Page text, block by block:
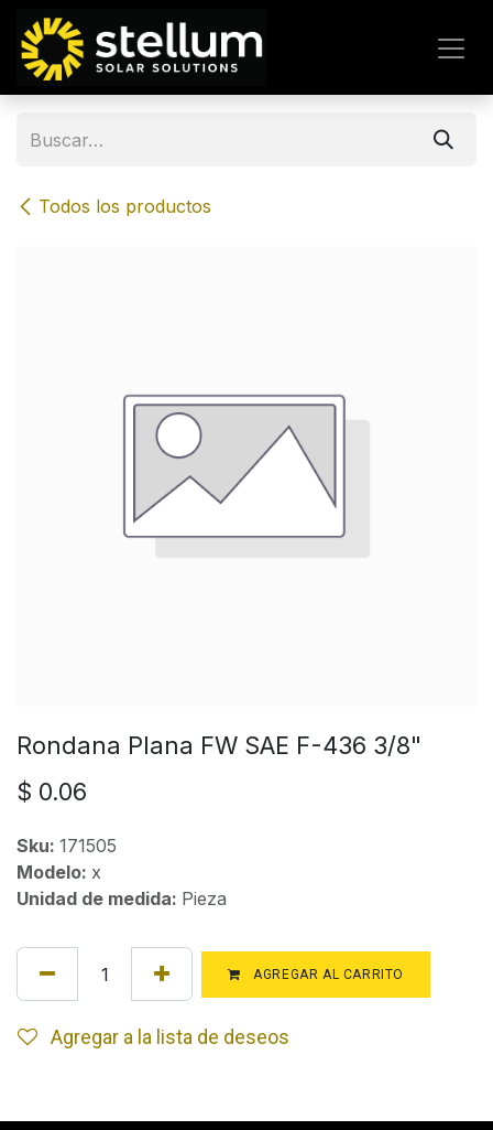
Todos los productos
Rondana Plana FW SAE F-436 3/8"
$ 0.06
Sku: 171505
Modelo: x
Unidad de medida: Pieza
AGREGAR AL CARRITO
Agregar a la lista de deseos